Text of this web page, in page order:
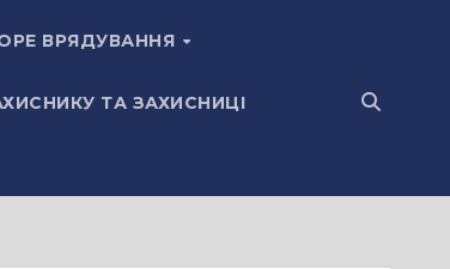
ВРЯДУВАННЯ
ТА ЗАХИСНИЦІ